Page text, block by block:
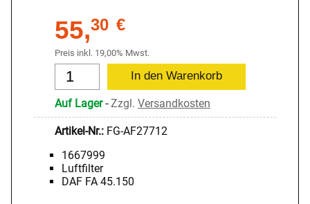
55,30 €
Preis inkl. 19,00% Mwst.
Auf Lager-Zzgl. Versandkosten
Artikel-Nr.: FG-AF27712
1667999
Luftfilter
DAF FA 45.150